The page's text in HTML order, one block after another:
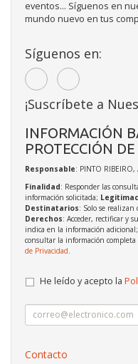
eventos... Síguenos en
mundo nuevo en tus
Síguenos en:
¡Suscríbete a
INFORMACIÓN
PROTECCIÓN
Responsable: PINTO RIBEIRO,
Finalidad: Responder las
información solicitada;
Destinatarios: Solo se realizan
Derechos: Acceder, rectificar y
indica en la información adicional;
consultar la información
de Privacidad
He leído y acepto la
Contacto